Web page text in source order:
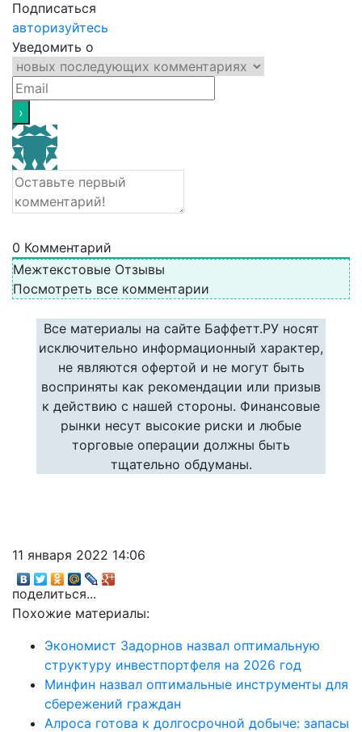
Подписаться
авторизуйтесь
Уведомить о
0 Комментарий
Межтекстовые Отзывы
Посмотреть все комментарии
Все материалы на сайте Баффетт.РУ носят
исключительно информационный характер,
не являются офертой и не могут быть
восприняты как рекомендации или призыв
к действию с нашей стороны. Финансовые
рынки несут высокие риски и любые
торговые операции должны быть
тщательно обдуманы.
11 января 2022 14:06
поделиться...
Похожие материалы:
Экономист Задорнов назвал оптимальную
структуру инвестпортфеля на 2026 год
Минфин назвал оптимальные инструменты для
сбережений граждан
Алроса готова к долгосрочной добыче: запасы